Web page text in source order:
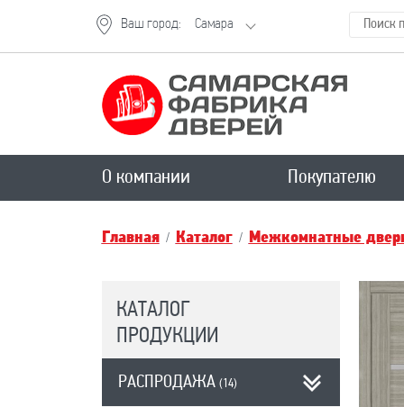
Ваш город: Самара
О компании Покупателю
Главная Каталог Межкомнатные
КАТАЛОГ
ПРОДУКЦИИ
РАСПРОДАЖА (14)